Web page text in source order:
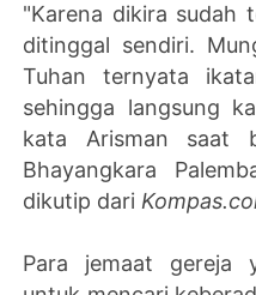
"Karena dikira sudah
ditinggal sendiri.
Tuhan ternyata
sehingga langsung
kata Arisman saat
Bhayangkara
dikutip dari
Para jemaat gereja